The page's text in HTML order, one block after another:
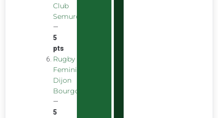
Club
Semurois
—
5
pts
Rugby
Feminin
Dijon
Bourgogne
—
5